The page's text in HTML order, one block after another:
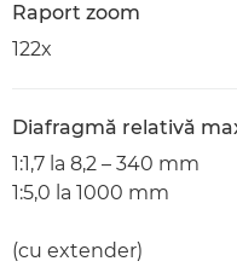
Raport zoom
122x
Diafragmă relativă
1:1,7 la 8,2 – 340 mm
1:5,0 la 1000 mm
(cu extender)